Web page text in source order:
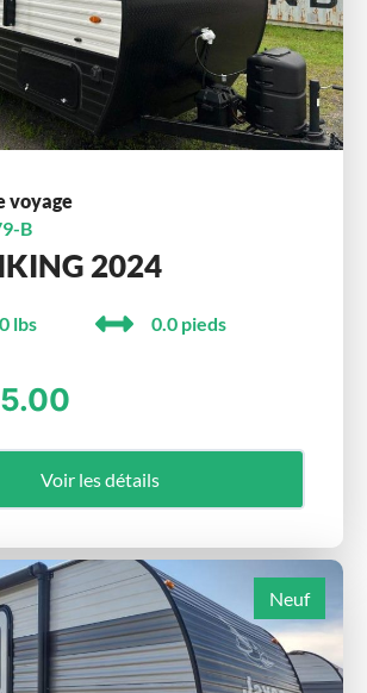
voyage
B
2024
lbs 0.0 pieds
Voir les détails
Neuf